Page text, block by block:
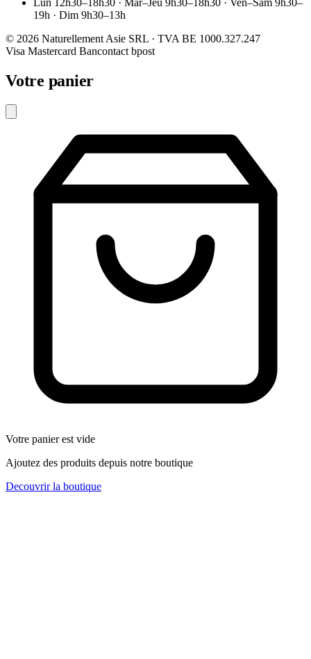
19h · Dim 9h30–13h
© 2026 Naturellement Asie SRL · TVA BE 1000.327.247
Visa Mastercard Bancontact bpost
Votre panier
Votre panier est vide
Ajoutez des produits depuis notre boutique
Decouvrir la boutique